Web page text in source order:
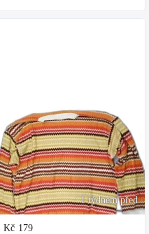
1 týdnem před
Kč 179